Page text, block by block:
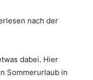
nach der
dabei. Hier
Sommerurlaub in